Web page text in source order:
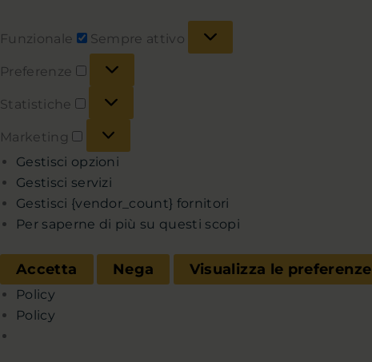
Funzionale Sempre attivo
Preferenze
Statistiche
Marketing
Gestisci opzioni
Gestisci servizi
Gestisci {vendor_count} fornitori
Per saperne di più su questi scopi
Accetta Nega Visualizza le preferenze
Policy
Policy